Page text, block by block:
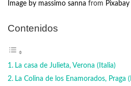
Image by massimo sanna from Pixabay
Contenidos
La casa de Julieta, Verona (Italia)
La Colina de los Enamorados, Praga